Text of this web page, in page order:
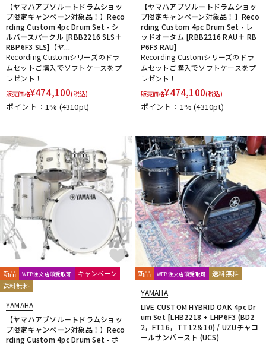
【ヤマハアブソルートドラムショッ
プ限定キャンペーン対象品！】Reco
rding Custom 4pc Drum Set - シ
ルバースパークル [RBB2216 SLS＋
RBP6F3 SLS]【ヤ...
Recording Customシリーズのドラ
ムセットご購入でソフトケースをプ
レゼント！
販売価格¥474,100(税込)
ポイント：1% (4310pt)
【ヤマハアブソルートドラムショッ
プ限定キャンペーン対象品！】Reco
rding Custom 4pc Drum Set - レ
ッドオータム [RBB2216 RAU＋ RB
P6F3 RAU]
Recording Customシリーズのドラ
ムセットご購入でソフトケースをプ
レゼント！
販売価格¥474,100(税込)
ポイント：1%(4310pt)
新品 WEB注文店頭受取可
キャンペーン
送料無料
YAMAHA
【ヤマハアブソルートドラムショッ
プ限定キャンペーン対象品！】Reco
rding Custom 4pc Drum Set - ポ
新品 WEB注文店頭受取可 送料無料
YAMAHA
LIVE CUSTOM HYBRID OAK 4pc Dr
um Set [LHB2218 + LHP6F3 (BD2
2，FT16，TT12＆10) / UZUチャコ
ールサンバースト (UCS)